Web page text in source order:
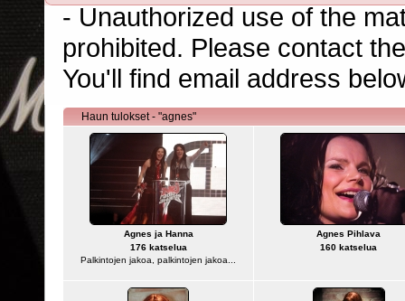
- Unauthorized use of the
prohibited. Please contact
You'll find email address
Haun tulokset - "agnes"
Agnes ja Hanna
176 katselua
Palkintojen jakoa, palkintojen jakoa...
Agnes Pihlava
160 katselua